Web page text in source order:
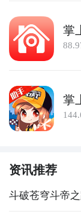
掌
掌
资讯推荐
斗破苍穹斗帝